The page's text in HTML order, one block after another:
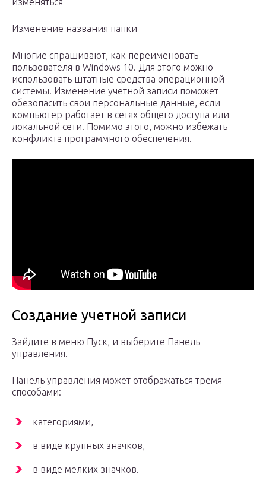
Изменение названия папки
Многие спрашивают, как переименовать
пользователя в Windows 10. Для этого можно
использовать штатные средства операционной
системы. Изменение учетной записи поможет
обезопасить свои персональные данные, если
компьютер работает в сетях общего доступа или
локальной сети. Помимо этого, можно избежать
конфликта программного обеспечения.
Создание учетной записи
Зайдите в меню Пуск, и выберите Панель
управления.
Панель управления может отображаться тремя
способами:
категориями,
в виде крупных значков,
в виде мелких значков.